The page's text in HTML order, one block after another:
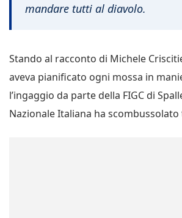
mandare tutti al diavolo.
Stando al racconto di Michele
aveva pianificato ogni mossa in
l’ingaggio da parte della FIGC di
Nazionale Italiana ha